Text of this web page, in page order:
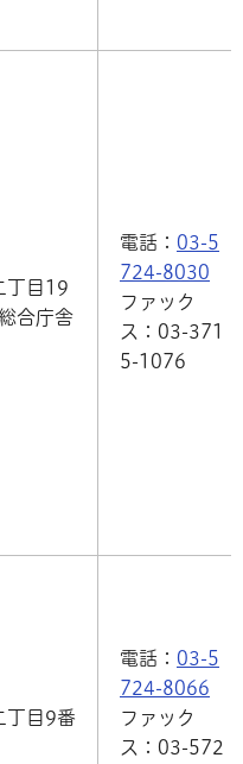
丁目19
合庁舎
電話： 03-5
724-8030
ファック
ス：03-371
5-1076
丁目9番
電話： 03-5
724-8066
ファック
ス：03-572